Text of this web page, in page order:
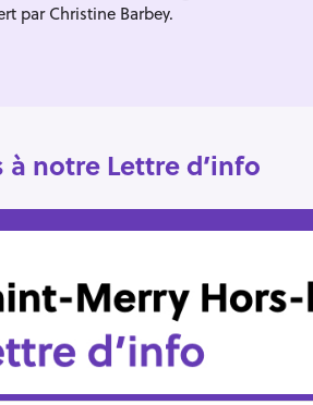
par Christine Barbey.
notre Lettre d’info